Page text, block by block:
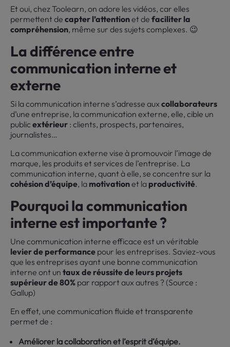
Et oui, chez Toolearn, on adore les vidéos, car elles
permettent decapter l’attentionet defaciliter la
compréhension, même sur des sujets complexes. 😉
La différence entre
communication interne et
externe
Si la communication interne s’adresse auxcollaborateurs
d’une entreprise, la communication externe, elle, cible un
publicextérieur : clients, prospects, partenaires,
journalistes…
La communication externe vise à promouvoir l’image de
marque, les produits et services de l’entreprise. La
communication interne, quant à elle, se concentre sur la
cohésion d’équipe, la motivationet la productivité.
Pourquoi la communication
interne est importante ?
Une communication interne efficace est un véritable
levier de performance pour les entreprises. Saviez-vous
que les entreprises ayant une bonne communication
interne ont untaux de réussite de leurs projets
supérieur de 80% par rapport aux autres ? (Source :
Gallup)
En effet, une communication fluide et transparente
permet de :
Améliorer la collaboration et l’esprit d’équipe.